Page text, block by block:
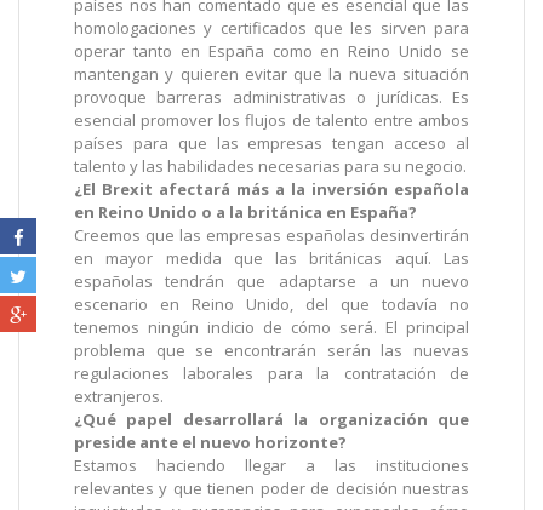
países nos han comentado que es esencial que las
homologaciones y certificados que les sirven para
operar tanto en España como en Reino Unido se
mantengan y quieren evitar que la nueva situación
provoque barreras administrativas o jurídicas. Es
esencial promover los flujos de talento entre ambos
países para que las empresas tengan acceso al
talento y las habilidades necesarias para su negocio.
¿El Brexit afectará más a la inversión española
en Reino Unido o a la británica en España?
Creemos que las empresas españolas desinvertirán
en mayor medida que las británicas aquí. Las
españolas tendrán que adaptarse a un nuevo
escenario en Reino Unido, del que todavía no
tenemos ningún indicio de cómo será. El principal
problema que se encontrarán serán las nuevas
regulaciones laborales para la contratación de
extranjeros.
¿Qué papel desarrollará la organización que
preside ante el nuevo horizonte?
Estamos haciendo llegar a las instituciones
relevantes y que tienen poder de decisión nuestras